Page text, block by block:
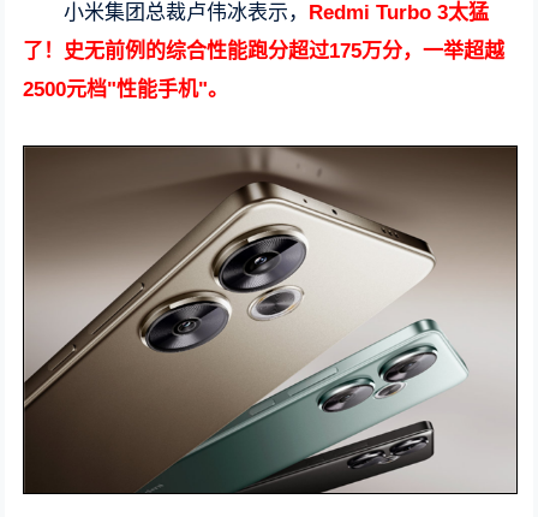
小米集团总裁卢伟冰表示， Redmi Turbo 3太猛
了！史无前例的综合性能跑分超过175万分，一举超越
2500元档"性能手机"。